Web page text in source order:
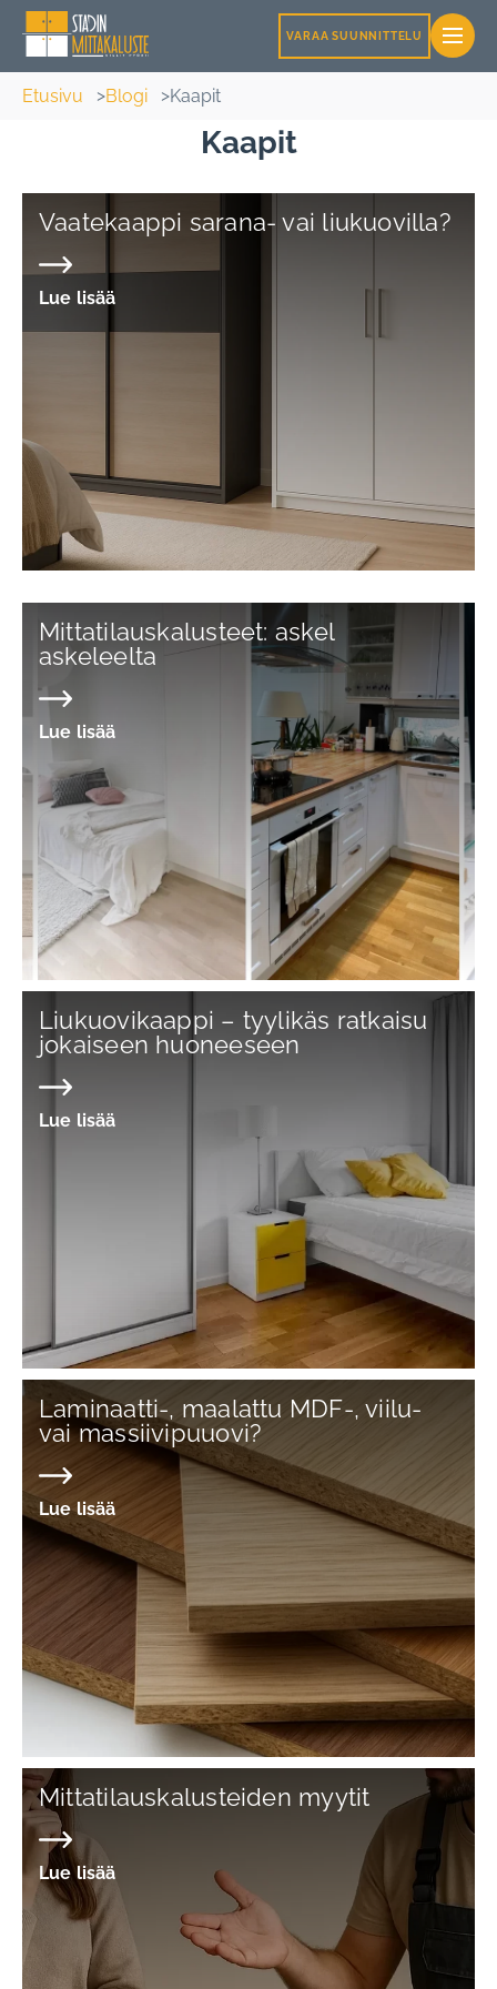
VARAA SUUNNITTELU
Etusivu Blogi Kaapit
Kaapit
Vaatekaappi sarana- vai liukuovilla?
Lue lisää
Mittatilauskalusteet: askel
askeleelta
Lue lisää
Liukuovikaappi – tyylikäs ratkaisu
jokaiseen huoneeseen
Lue lisää
Laminaatti-, maalattu MDF-, viilu-
vai massiivipuuovi?
Lue lisää
Mittatilauskalusteiden myytit
Lue lisää